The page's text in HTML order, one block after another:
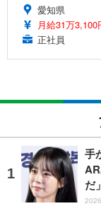
愛知県
月給31万3,100
正社員
手
だ」